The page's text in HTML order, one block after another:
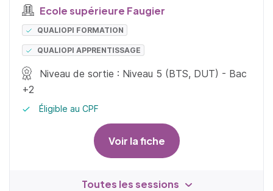
Ecole supérieure Faugier
QUALIOPI FORMATION
QUALIOPI APPRENTISSAGE
Niveau de sortie : Niveau 5 (BTS, DUT) - Bac
+2
Éligible au CPF
Voir la fiche
Toutes les sessions